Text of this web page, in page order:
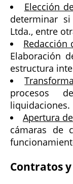
Elección
determinar si
Ltda., entre
Redacción
Elaboración
estructura
procesos
liquidaciones.
Apertura
cámaras de
Contratos